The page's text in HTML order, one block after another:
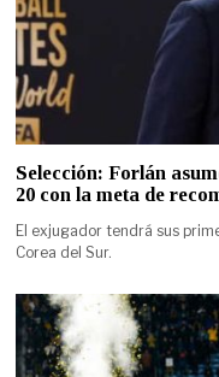
Selección: Forlán
20 con la meta de
El exjugador tendrá sus
Corea del Sur.